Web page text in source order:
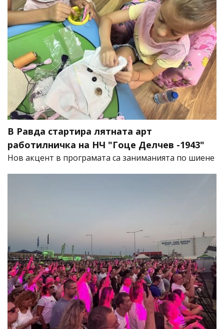
В Равда стартира лятната арт
работилничка на НЧ "Гоце Делчев -1943"
Нов акцент в програмата са заниманията по шиене